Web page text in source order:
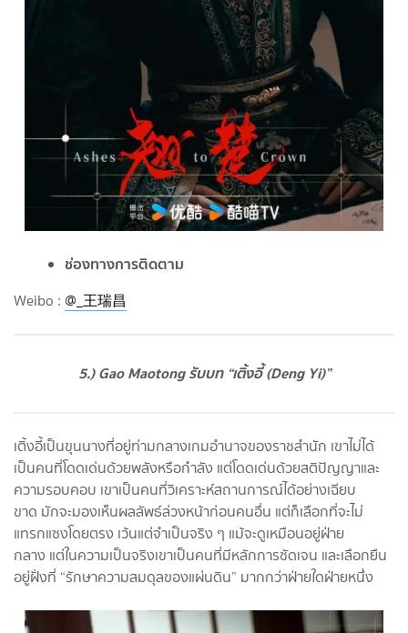
ช่องทางการติดตาม
Weibo : @_王瑞昌
5.) Gao Maotong รับบท “เติ้งอี้ (Deng Yi)”
เติ้งอี้เป็นขุนนางที่อยู่ท่ามกลางเกมอำนาจของราชสำนัก เขาไม่ได้
เป็นคนที่โดดเด่นด้วยพลังหรือกำลัง แต่โดดเด่นด้วยสติปัญญาและ
ความรอบคอบ เขาเป็นคนที่วิเคราะห์สถานการณ์ได้อย่างเฉียบ
ขาด มักจะมองเห็นผลลัพธ์ล่วงหน้าก่อนคนอื่น แต่ก็เลือกที่จะไม่
แทรกแซงโดยตรง เว้นแต่จำเป็นจริง ๆ แม้จะดูเหมือนอยู่ฝ่าย
กลาง แต่ในความเป็นจริงเขาเป็นคนที่มีหลักการชัดเจน และเลือกยืน
อยู่ฝั่งที่ “รักษาความสมดุลของแผ่นดิน” มากกว่าฝ่ายใดฝ่ายหนึ่ง